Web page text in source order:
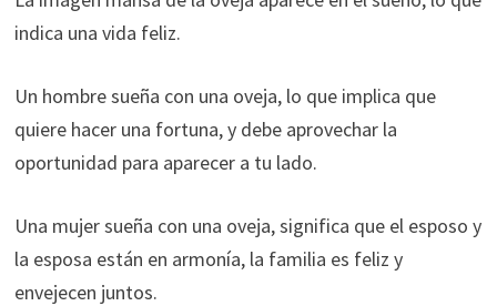
indica una vida feliz.
Un hombre sueña con una oveja, lo que implica que
quiere hacer una fortuna, y debe aprovechar la
oportunidad para aparecer a tu lado.
Una mujer sueña con una oveja, significa que el esposo y
la esposa están en armonía, la familia es feliz y
envejecen juntos.